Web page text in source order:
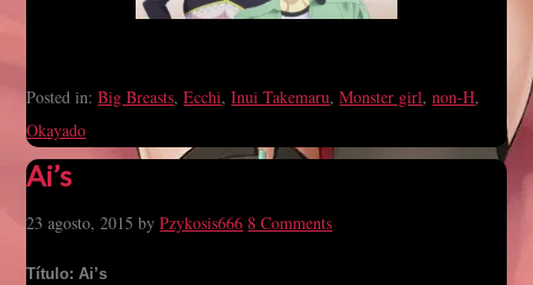
Posted in:Big Breasts,Ecchi,Inui Takemaru,Monster girl,non-H,
Okayado
Ai’s
23 agosto, 2015 byPzykosis666 8 Comments
Título: Ai’s